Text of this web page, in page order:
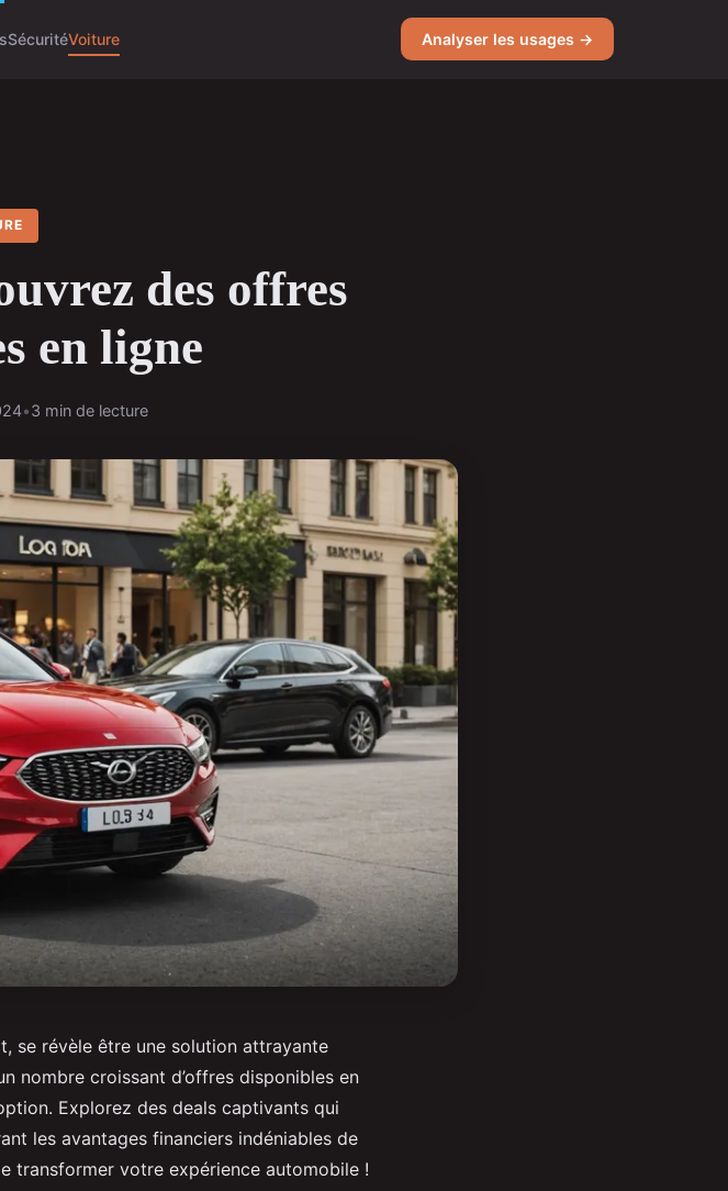
SécuritéVoiture Analyser les usages →
des offres
en ligne
•3 min de lecture
se révèle être une solution attrayante
nombre croissant d’offres disponibles en
Explorez des deals captivants qui
les avantages financiers indéniables de
transformer votre expérience automobile !